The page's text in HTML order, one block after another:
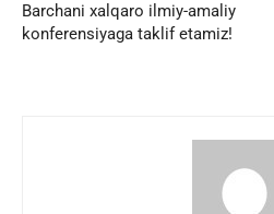
Barchani xalqaro ilmiy-amaliy
konferensiyaga taklif etamiz!